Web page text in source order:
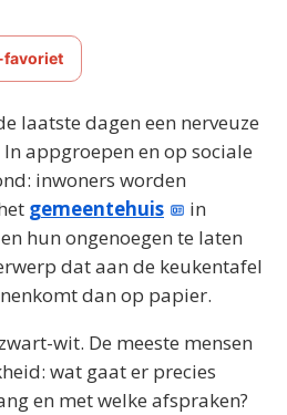
favoriet
laatste dagen een nerveuze
appgroepen en op sociale
inwoners worden
gemeentehuis
in
hun ongenoegen te laten
dat aan de keukentafel
dan op papier.
wit. De meeste mensen
wat gaat er precies
en met welke afspraken?